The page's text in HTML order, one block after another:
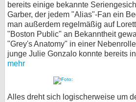
bereits einige bekannte
Garber, der jedem "Alias"-Fan ein
man außerdem regelmäßig auf
"Boston Public" an Bekanntheit
"Grey's Anatomy" in einer
junge Julie Gonzalo konnte bereits
mehr
Alles dreht sich logischerweise um